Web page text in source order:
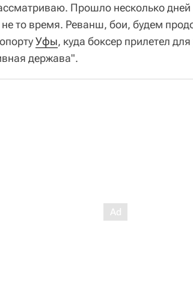
Прошло несколько дней
не то время. Реванш, бои, будем
Уфы, куда боксер прилетел
держава".